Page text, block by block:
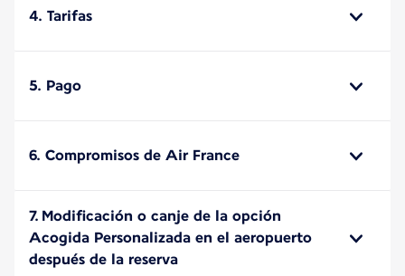
4. Tarifas
5. Pago
6. Compromisos de Air France
7. Modificación o canje de la opción
Acogida Personalizada en el aeropuerto
después de la reserva